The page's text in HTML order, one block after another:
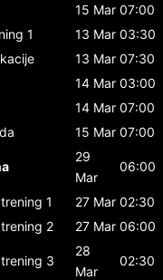
15 Mar 07:00
1 13 Mar 03:30
13 Mar 07:30
14 Mar 03:00
14 Mar 07:00
15 Mar 07:00
29
Mar
06:00
1 27 Mar 02:30
2 27 Mar 06:00
3
28
Mar
02:30